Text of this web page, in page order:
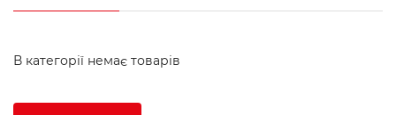
В категорії немає товарів